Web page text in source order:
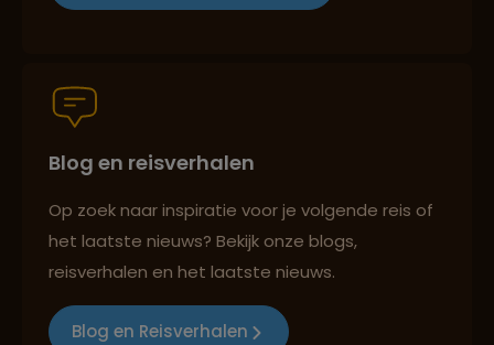
Persoonlijk en deskundig reisadvies
Best beoordeelde reisroutes
Blog en reisverhalen
Op zoek naar inspiratie voor je volgende reis of
het laatste nieuws? Bekijk onze blogs,
reisverhalen en het laatste nieuws.
Blog en Reisverhalen